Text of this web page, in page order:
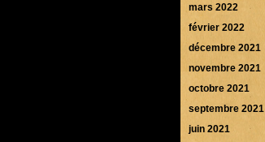
mars 2022
février 2022
décembre 2021
novembre 2021
octobre 2021
septembre 2021
juin 2021